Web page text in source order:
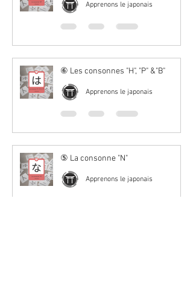
Apprenons le japonais
⑥ Les consonnes "H", "P" &"B"
Apprenons le japonais
⑤ La consonne "N"
Apprenons le japonais